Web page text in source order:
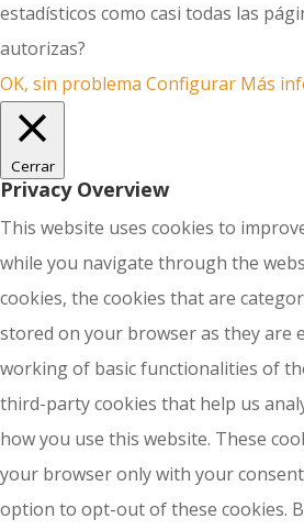
estadísticos como casi todas las
autorizas?
OK, sin problema Configurar Más
Cerrar
Privacy Overview
This website uses cookies to
while you navigate through the
cookies, the cookies that are
stored on your browser as they are
working of basic functionalities of
third-party cookies that help us
how you use this website. These
your browser only with your
option to opt-out of these cookies.